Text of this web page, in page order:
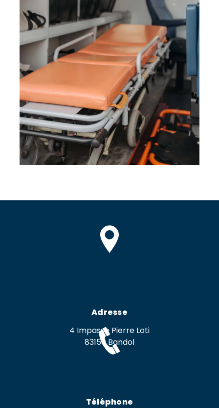
Adresse
4 Impasse Pierre Loti
83150 Bandol
Téléphone